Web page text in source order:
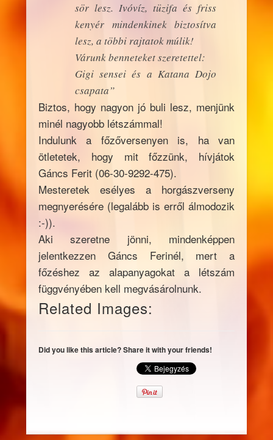
sör lesz. Ivóvíz, tüzifa és friss
kenyér mindenkinek biztosítva
lesz, a többi rajtatok múlik!
Várunk benneteket szeretettel:
Gigi sensei és a Katana Dojo
csapata”
Biztos, hogy nagyon jó buli lesz, menjünk
minél nagyobb létszámmal!
Indulunk a főzőversenyen is, ha van
ötletetek, hogy mit főzzünk, hívjátok
Gáncs Ferit (06-30-9292-475).
Mesteretek esélyes a horgászverseny
megnyerésére (legalább is erről álmodozik
:-)).
Aki szeretne jönni, mindenképpen
jelentkezzen Gáncs Ferinél, mert a
főzéshez az alapanyagokat a létszám
függvényében kell megvásárolnunk.
Related Images:
Did you like this article? Share it with your friends!